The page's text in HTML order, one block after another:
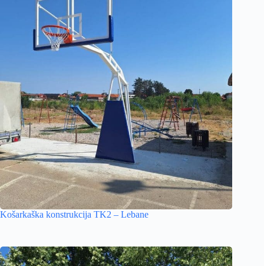
Košarkaška konstrukcija TK2 – Lebane